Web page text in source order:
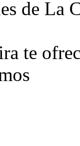
de La
te